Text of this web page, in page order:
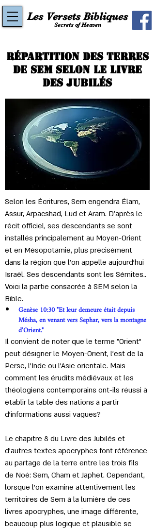
Les Versets Bibliques
Secrets of Heaven
Répartition des Terres
de SEM selon le livre
des Jubilés
Selon les Écritures, Sem engendra Élam,
Assur, Arpacshad, Lud et Aram. D'après le
récit officiel, ses descendants se sont
installés principalement au Moyen-Orient
et en Mésopotamie, plus précisément
dans la région que l'on appelle aujourd'hui
Israël. Ses descendants sont les Sémites..
Voici la partie consacrée à SEM selon la
Bible.
Genèse 10:30 "Et leur demeure était depuis
Mésha, en venant vers Sephar, vers la montagne
d’Orient."
Il convient de noter que le terme "Orient"
peut désigner le Moyen-Orient, l'est de la
Perse, l'Inde ou l'Asie orientale. Mais
comment les érudits médiévaux et les
théologiens contemporains ont-ils réussi à
établir la table des nations à partir
d'informations aussi vagues?
Le chapitre 8 du Livre des Jubilés et
d’autres textes apocryphes font référence
au partage de la terre entre les trois fils
de Noé: Sem, Cham et Japhet. Cependant,
lorsque l’on examine attentivement les
territoires de Sem à la lumière de ces
livres apocryphes, une image différente,
beaucoup plus logique et plausible se